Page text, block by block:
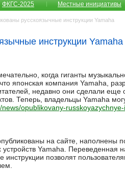
ФКГС-2025 Местные инициативы
русскоязычные инструкции Yamaha
инструкции Yamaha
когда гиганты
японская компания Yamaha,
недавно они сделали
Теперь, владельцы Yamaha
opublikovany-
на сайте, наполнены
устройств Yamaha. Переведенная
инструкции позволят